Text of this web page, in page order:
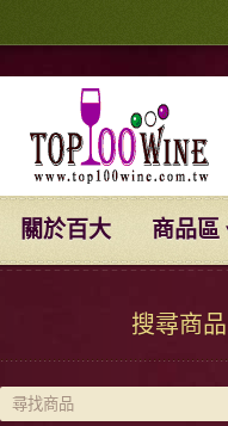
關於百大 商品區
搜尋商品